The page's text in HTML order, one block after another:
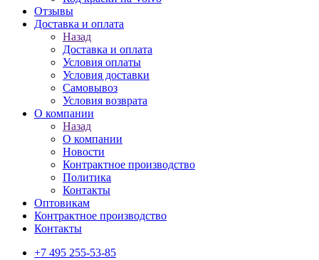
Отзывы
Доставка и оплата
Назад
Доставка и оплата
Условия оплаты
Условия доставки
Самовывоз
Условия возврата
О компании
Назад
О компании
Новости
Контрактное производство
Политика
Контакты
Оптовикам
Контрактное производство
Контакты
+7 495 255-53-85